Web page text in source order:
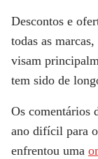
Descontos e
todas as
visam
tem sido de
Os comentários
ano difícil para
enfrentou uma